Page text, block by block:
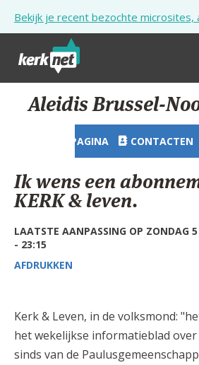
Bekijk je recent bezochte microsites,
STARTPAGINA
KERK
VIERINGEN
SHOP
HULP
STARTPAGINA
AANMELDEN OF
Aleidis Brussel-
STARTPAGINA CONTACTEN
Ik wens een
KERK & leven.
LAATSTE AANPASSING OP ZONDAG
- 23:15
AFDRUKKEN
Kerk & Leven, in de volksmond:
het wekelijkse informatieblad
sinds van de